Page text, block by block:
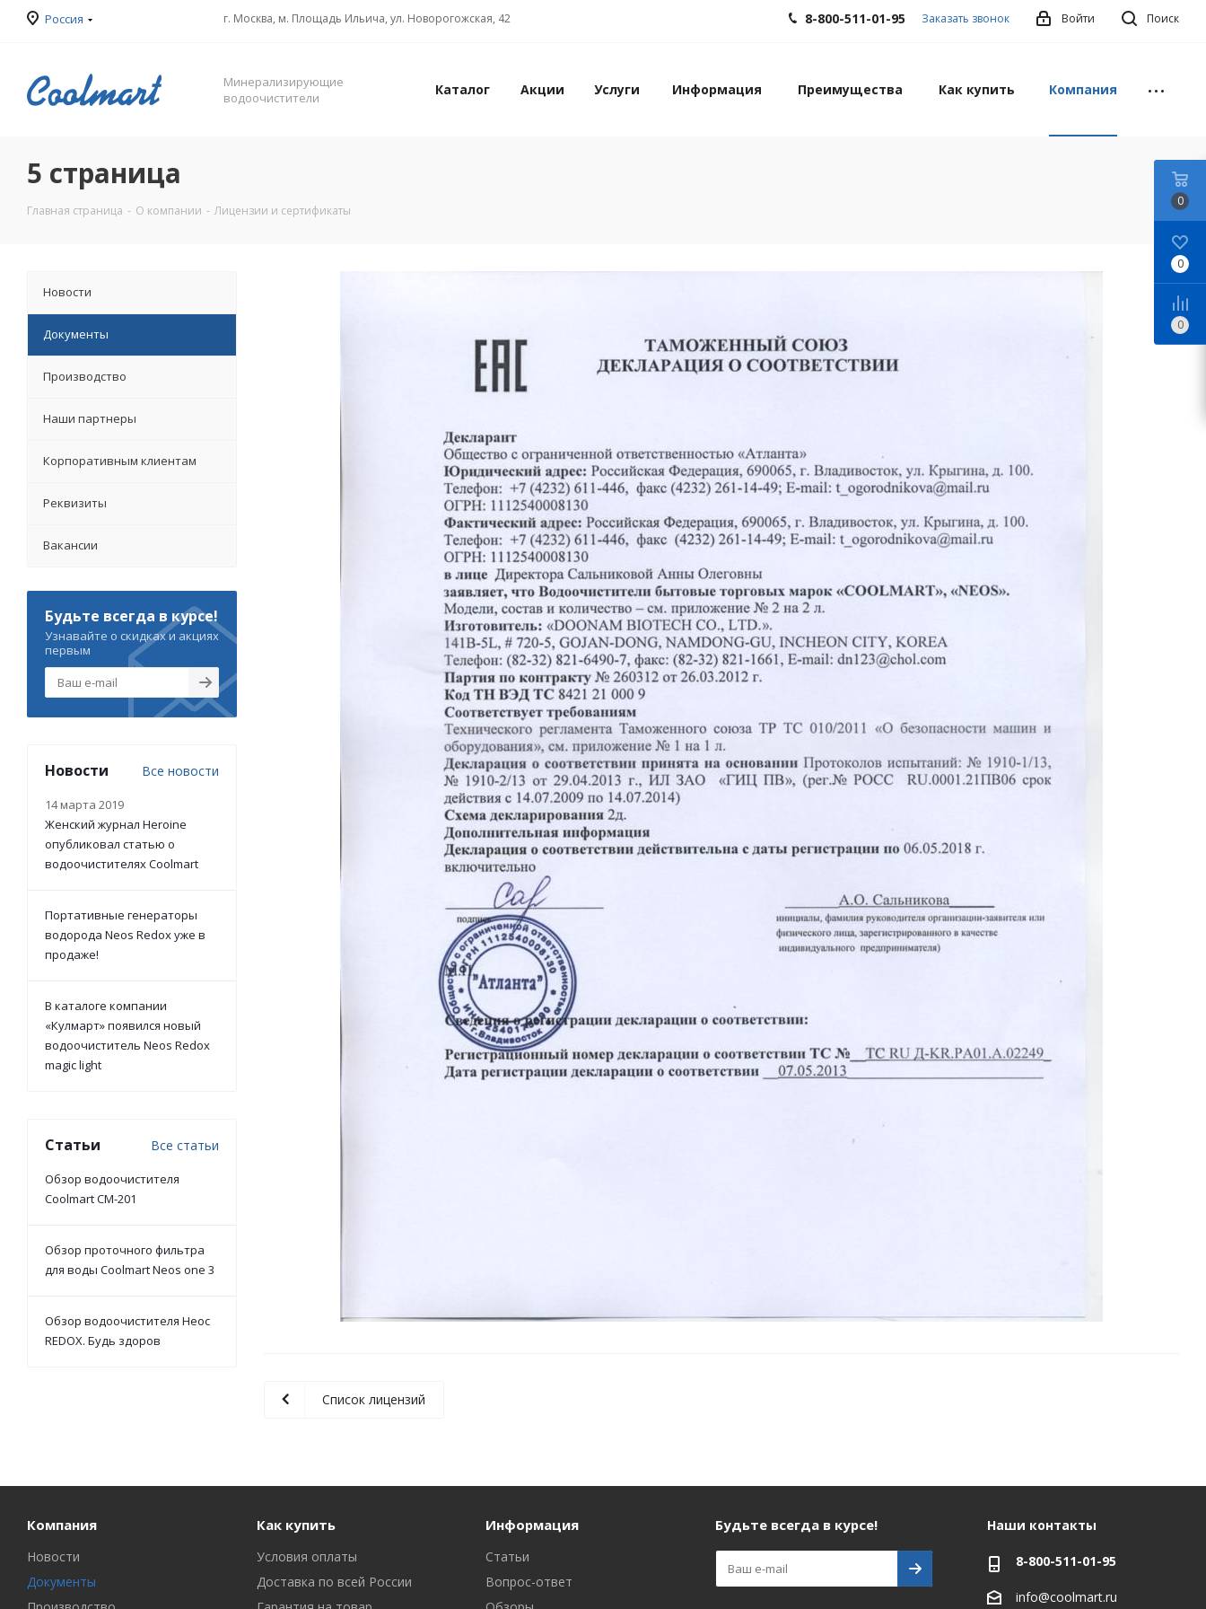
Россия г. Москва, м. Площадь Ильича, ул. Новорогожская, 42 Поиск
Войти
8-800-511-01-95 Заказать звонок
Минерализирующие
водоочистители
Каталог Акции Услуги Информация Преимущества Как купить Компания
5 страница
Главная страница - О компании - Лицензии и сертификаты
Список лицензий
Новости
Документы
Производство
Наши партнеры
Корпоративным клиентам
Реквизиты
Вакансии
Будьте всегда в курсе!
Узнавайте о скидках и акциях
первым
Новости Все новости
14 марта 2019
Женский журнал Heroine
опубликовал статью о
водоочистителях Coolmart
Портативные генераторы
водорода Neos Redox уже в
продаже!
В каталоге компании
«Кулмарт» появился новый
водоочиститель Neos Redoх
magic light
Статьи Все статьи
Обзор водоочистителя
Coolmart CM-201
Обзор проточного фильтра
для воды Coolmart Neos one 3
Обзор водоочистителя Неос
REDOX. Будь здоров
Компания
Новости
Документы
Как купить
Условия оплаты
Доставка по всей России
Информация
Статьи
Вопрос-ответ
Будьте всегда в курсе! Наши контакты
8-800-511-01-95
info@coolmart.ru
0
0
0